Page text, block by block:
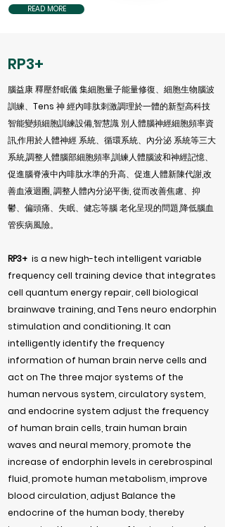
READ MORE
RP3+
腦益康 釋壓舒眠儀 集細胞量子能量修復、細胞生物腦波
訓練、Tens 神 經內啡肽刺激調理於一體的新型高科技
智能變頻細胞訓練設備,智慧識 別人體腦神經細胞頻率資
訊,作用於人體神經 系統、循環系統、內分泌 系統等三大
系統,調整人體腦部細胞頻率,訓練人體腦波和神經記憶、
促進腦脊液中內啡肽水準的升高、促進人體新陳代謝,改
善血液迴圈, 調整人體內分泌平衡, 從而改善焦慮、抑
鬱、偏頭痛、失眠、健忘等腦 老化呈現的問題,降低腦血
管疾病風險。
RP3+ is a new high-tech intelligent variable
frequency cell training device that integrates
cell quantum energy repair, cell biological
brainwave training, and Tens neuro endorphin
stimulation and conditioning. It can
intelligently identify the frequency
information of human brain nerve cells and
act on The three major systems of the
human nervous system, circulatory system,
and endocrine system adjust the frequency
of human brain cells, train human brain
waves and neural memory, promote the
increase of endorphin levels in cerebrospinal
fluid, promote human metabolism, improve
blood circulation, adjust Balance the
endocrine of the human body, thereby